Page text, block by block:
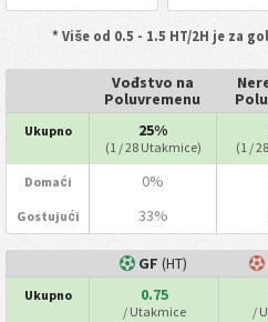
* Više od 0.5 - 1.5 HT/2H je za
Vođstvo na
Poluvremenu
Ukupno 25%
(1 / 28 Utakmice) (1 /
Domaći 0%
Gostujući 33%
GF (HT)
Ukupno 0.75
/ Utakmice /